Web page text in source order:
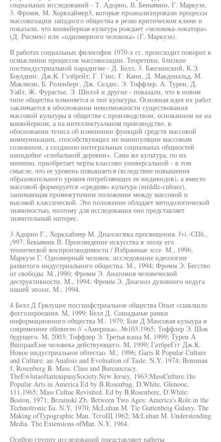
социальных исследований - Т. Адорно, В. Беньямин, Г. Маркузе,
3. Фромм, М. Хоркхаймер3, которые проанализировали процессы
массовизации западного общества в резко критическом ключе и
показали, что конвейерная культура рождает «человека-локатора»
(Д. Рисмен) или «одномерного человека» (Г. Маркузе).
В работах социальных философов 1970-х гг. происходит поворот в
осмыслении процессов массовизации. Теоретики, близкие
постиндустриальной парадигме - Д. Белл, 3. Бжезинский, К.Э.
Боулдинг, Дж.К. Гэлбрейт, Г. Гэнс, Г. Канн, Д. Макдональд, М.
Маклюэн, Б. Розенберг, Дж. Селдес, Э. Тоффлер, А. Турен, Д.
Уайт, Ж. Фурастье, Э. Шилз4 и другие - показали, что в новом
типе общества изменяется и тип культуры. Основная идея их работ
заключается в обосновании невозможности существования
массовой культуры в обществе с производством, основанном не на
конвейерном, а на интеллектуальном производстве, в
обосновании тезиса об изменении функций средств массовой
коммуникации, способствующих не манипуляции массовым
сознанием, а созданию интегральных социальных общностей
наподобие «глобальной деревни». Сама же культура, по их
мнению, приобретает черты классово универсальной - в том
смысле, что ее уровень повышается (вследствие повышения
образовательного уровня потребляющих ее индивидов), а вместо
массовой формируется «средняя» культура (middle-culture),
занимающая промежуточное положение между массовой и
высокой классической. Это положение обладает методологической
значимостью, поэтому для исследования оно представляет
значительный интерес.
3 Адорно Г., Хоркхаймер М. Диалскгмка просвещения. fvi.-СПб.,
¡997; Бекьямик В. Произведение искусства в эпоху его
технической воспроизводимости / Избранные эссе. М., 1996;
Маркузе Г. Одномерный человек: исследование идеологии
развитого индустриального общества. М., 1994; Фромм Э. Бегство
от свободы. М.,1990; Фромм Э. Анатомия человеческой
деструктивности. М., 1994; Фромм Э. Диагноз духовного недуга
нашей эпохи. М., 1994.
4 Белл Д Грялушее посгинфстриальное общества Опыт ссшвлшло
фоггозироеания. М, 1999; Белл Д. Сошадьные рамки
информационного общества М.. 1979; Бои Д Маосовая кулыура и
современнее обивегео // «Америка», №103,1965; Тоффлер Э. Шок
будущего. М, 2003; Тоффлер Э. Третья ваша М, 1999; Турен А
ВшпраиЕюе человека действующего. М, 1999; ГатбреГгг Дж.К.
Новое индустриальное обтестао. М., 1996; Garis R Popular Culture
and Culture: an Analisis and Evoluation of Tasle. N.Y, 1974; Bensman
J, Rosenberg B. Mass, Class and Bureaucracy.
TheEwlutaoftaitenipaaySociety.New Jersey, 1963;MassCulture.1hs
Popular Arts in America Ed by B.Rosenbag, D.White. Glenooe,
111,1965; Mass Cultue Revisited. Ed by B.Rosenbere, D.White.
Boston, 1971; Brzainski Zb, Between Two Ages: America's Role in the
Technotronic Ба. N.Y, 1970; McLuhan M. Tie Guttenbeig Galaxy. The
Making ofTypographic Man. ТсгоЩ 1962; McLuhan M. Understending
Media. The Extensions ofMan. N.Y, 1964.
Особую группу исследований представляют работы